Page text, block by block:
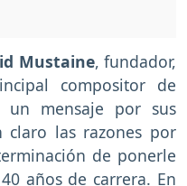
Mustaine, fundador,
compositor de
un mensaje por sus
claro las razones por
de ponerle
años de carrera. En